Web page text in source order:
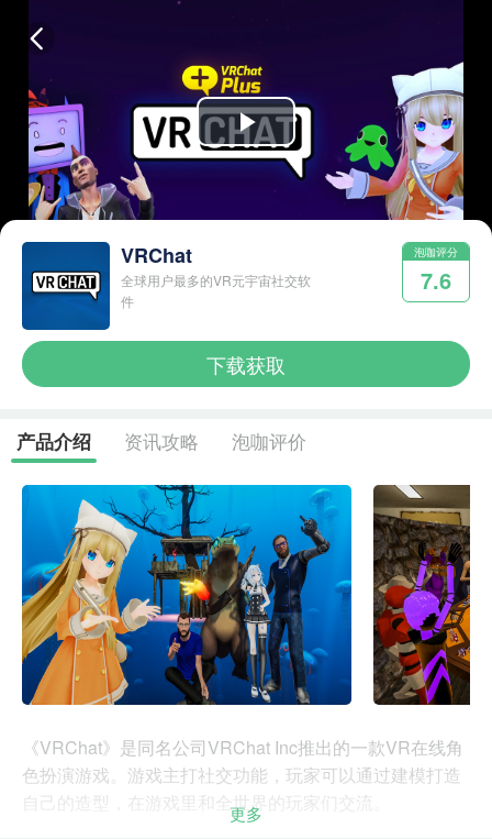
Play
Video
VRChat
全球用户最多的VR元宇宙社交软
件
泡咖评分
7.6
下载获取
产品介绍 资讯攻略 泡咖评价
《VRChat》是同名公司VRChat Inc推出的一款VR在线角
色扮演游戏。游戏主打社交功能，玩家可以通过建模打造
自己的造型，在游戏里和全世界的玩家们交流。
更多